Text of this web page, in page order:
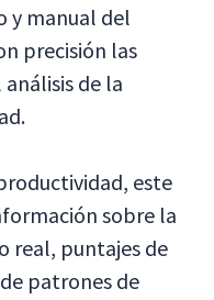
y manual del
precisión las
de la
este
sobre la
real, puntajes de
patrones de